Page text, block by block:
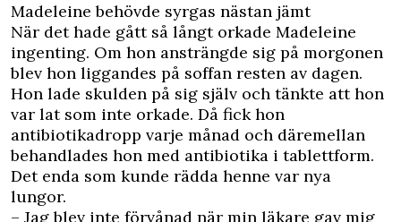
Madeleine behövde syrgas nästan jämt
När det hade gått så långt orkade Madeleine
ingenting. Om hon ansträngde sig på morgonen
blev hon liggandes på soffan resten av dagen.
Hon lade skulden på sig själv och tänkte att hon
var lat som inte orkade. Då fick hon
antibiotikadropp varje månad och däremellan
behandlades hon med antibiotika i tablettform.
Det enda som kunde rädda henne var nya
lungor.
– Jag blev inte förvånad när min läkare gav mig